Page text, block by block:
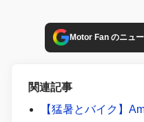
Motor Fan のニュ
関連記事
【猛暑とバイク】